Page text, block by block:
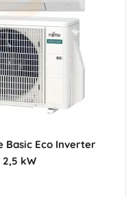
Basic Eco Inverter
2,5 kW